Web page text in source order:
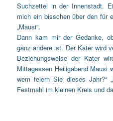
Suchzettel in der Innenstadt.
mich ein bisschen über den für
„Mausi“.
Dann kam mir der Gedanke,
ganz andere ist. Der Kater wird
Beziehungsweise der Kater
Mittagessen Heiligabend Mausi
wem feiern Sie dieses Jahr?“
Festmahl im kleinen Kreis und